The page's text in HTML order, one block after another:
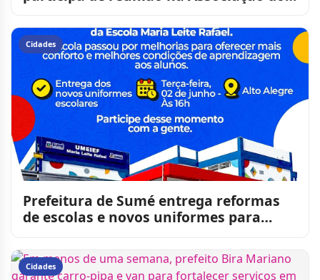
Cidades
Prefeitura de Sumé entrega reformas
de escolas e novos uniformes para
Cidades